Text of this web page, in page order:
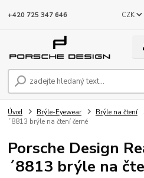
CZK
+420 725 347 646
Úvod Brýle-Eyewear Brýle na čtení
´8813 brýle na čtení černé
Porsche Design
´8813 brýle na